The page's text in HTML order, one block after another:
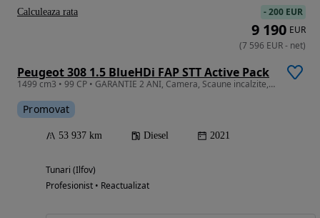
Peugeot 308 1.5 BlueHDi FAP STT Active Pack
1499 cm3 • 99 CP • GARANTIE 2 ANI, Camera, Scaune incalzite, Pilot auto, Clima
Promovat
53 937 km Diesel 2021
Tunari (Ilfov)
Profesionist • Reactualizat
-200 EUR
9 190 EUR
(7 596 EUR- net)
Calculeaza rata